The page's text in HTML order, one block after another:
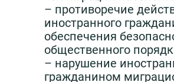
– противоречие
иностранного
обеспечения
общественного
– нарушение
гражданином